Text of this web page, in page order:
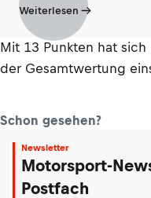
Weiterlesen
Mit 13 Punkten hat sich
der Gesamtwertung
Schon gesehen?
Newsletter
Motorsport-
Postfach